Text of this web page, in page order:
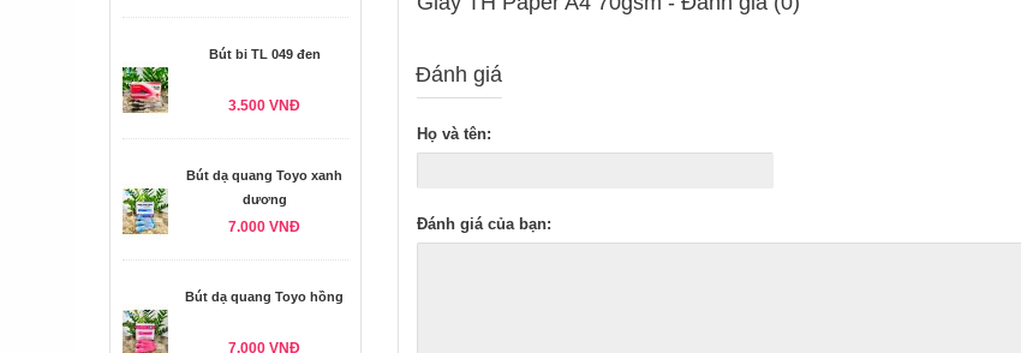
Bút bi TL 049 đen
3.500 VNĐ
Bút dạ quang Toyo xanh
dương
7.000 VNĐ
Bút dạ quang Toyo hồng
7.000 VNĐ
Đánh giá
Họ và tên:
Đánh giá của bạn: